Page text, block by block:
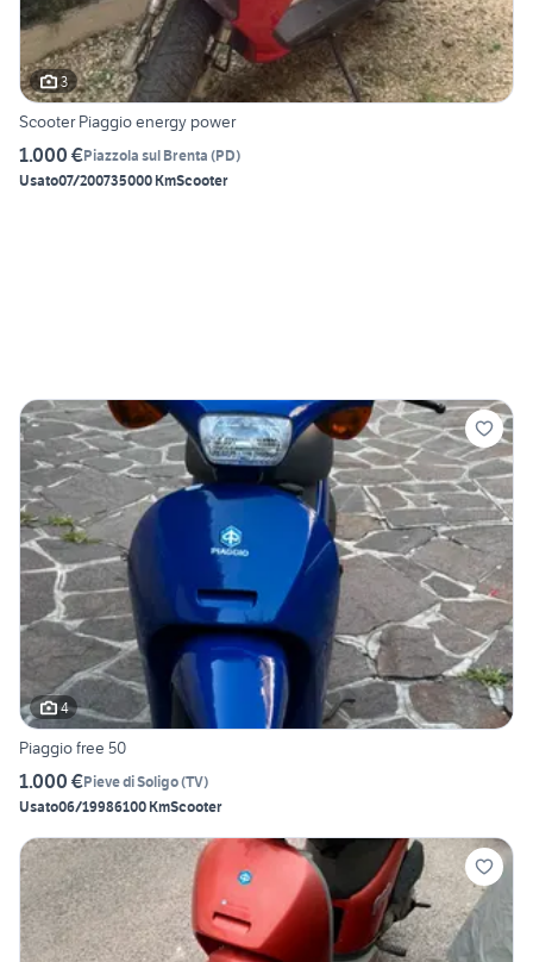
3
Scooter Piaggio energy power
1.000 €Piazzola sul Brenta (PD)
Usato07/200735000 KmScooter
4
Piaggio free 50
1.000 €Pieve di Soligo(TV)
Usato06/19986100 KmScooter